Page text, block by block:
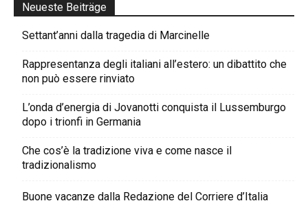
Neueste Beiträge
Settant’anni dalla tragedia di Marcinelle
Rappresentanza degli italiani all’estero: un dibattito che
non può essere rinviato
L’onda d’energia di Jovanotti conquista il Lussemburgo
dopo i trionfi in Germania
Che cos’è la tradizione viva e come nasce il
tradizionalismo
Buone vacanze dalla Redazione del Corriere d’Italia